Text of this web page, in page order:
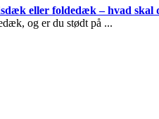
eller foldedæk – hvad skal
og er du stødt på ...